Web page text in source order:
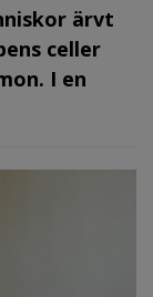
ärvt
celler
I en